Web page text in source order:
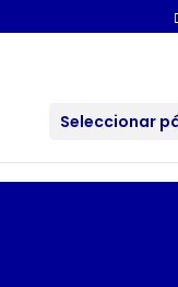
Seleccionar